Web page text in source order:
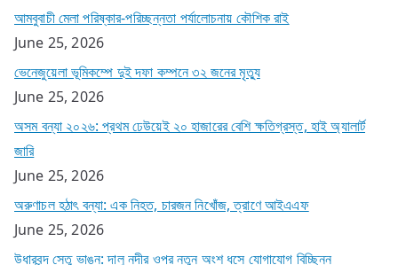
আমবুবাচী মেলা পরিষ্কার-পরিচ্ছন্নতা পর্যালোচনায় কৌশিক রাই
June 25, 2026
ভেনেজুয়েলা ভূমিকম্পে দুই দফা কম্পনে ৩২ জনের মৃত্যু
June 25, 2026
অসম বন্যা ২০২৬: প্রথম ঢেউয়েই ২০ হাজারের বেশি ক্ষতিগ্রস্ত, হাই অ্যালার্ট
জারি
June 25, 2026
অরুণাচল হঠাৎ বন্যা: এক নিহত, চারজন নিখোঁজ, ত্রাণে আইএএফ
June 25, 2026
উধারবন্দ সেতু ভাঙন: দালু নদীর ওপর নতুন অংশ ধসে যোগাযোগ বিচ্ছিন্ন